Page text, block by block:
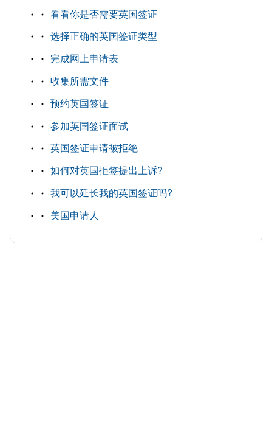
看看你是否需要英国签证
选择正确的英国签证类型
完成网上申请表
收集所需文件
预约英国签证
参加英国签证面试
英国签证申请被拒绝
如何对英国拒签提出上诉?
我可以延长我的英国签证吗?
美国申请人